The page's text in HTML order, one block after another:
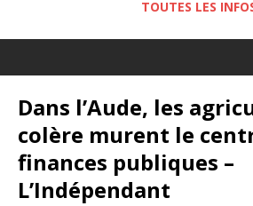
TOUTES LES
Dans l’Aude, les
colère murent le
finances publiques –
L’Indépendant